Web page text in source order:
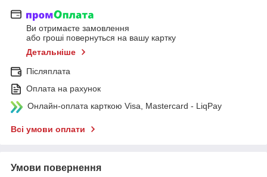
Ви отримаєте замовлення
або гроші повернуться на вашу картку
Детальніше
Післяплата
Оплата на рахунок
Онлайн-оплата карткою Visa, Mastercard - LiqPay
Всі умови оплати
Умови повернення